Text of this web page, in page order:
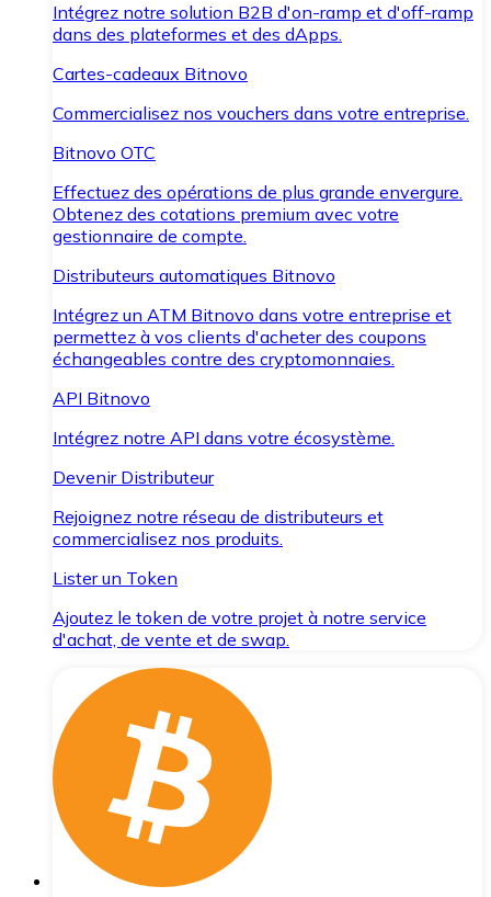
Intégrez notre solution B2B d'on-ramp et d'off-ramp
dans des plateformes et des dApps.
Cartes-cadeaux Bitnovo
Commercialisez nos vouchers dans votre entreprise.
Bitnovo OTC
Effectuez des opérations de plus grande envergure.
Obtenez des cotations premium avec votre
gestionnaire de compte.
Distributeurs automatiques Bitnovo
Intégrez un ATM Bitnovo dans votre entreprise et
permettez à vos clients d'acheter des coupons
échangeables contre des cryptomonnaies.
API Bitnovo
Intégrez notre API dans votre écosystème.
Devenir Distributeur
Rejoignez notre réseau de distributeurs et
commercialisez nos produits.
Lister un Token
Ajoutez le token de votre projet à notre service
d'achat, de vente et de swap.